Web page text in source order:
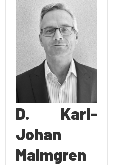
D. Karl-
Johan
Malmgren